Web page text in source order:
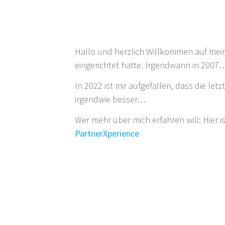
Hallo und herzlich Willkommen auf
eingerichtet hatte. Irgendwann in
In 2022 ist mir aufgefallen, dass die
irgendwie besser…
Wer mehr über mich erfahren will: Hier
PartnerXperience